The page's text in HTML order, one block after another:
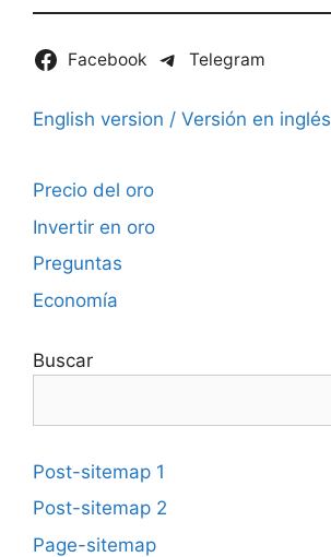
Facebook Telegram
English version / Versión en inglés
Precio del oro
Invertir en oro
Preguntas
Economía
Buscar
Post-sitemap 1
Post-sitemap 2
Page-sitemap